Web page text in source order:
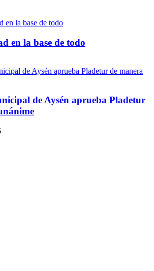
en la base de todo
de Aysén aprueba Pladetur